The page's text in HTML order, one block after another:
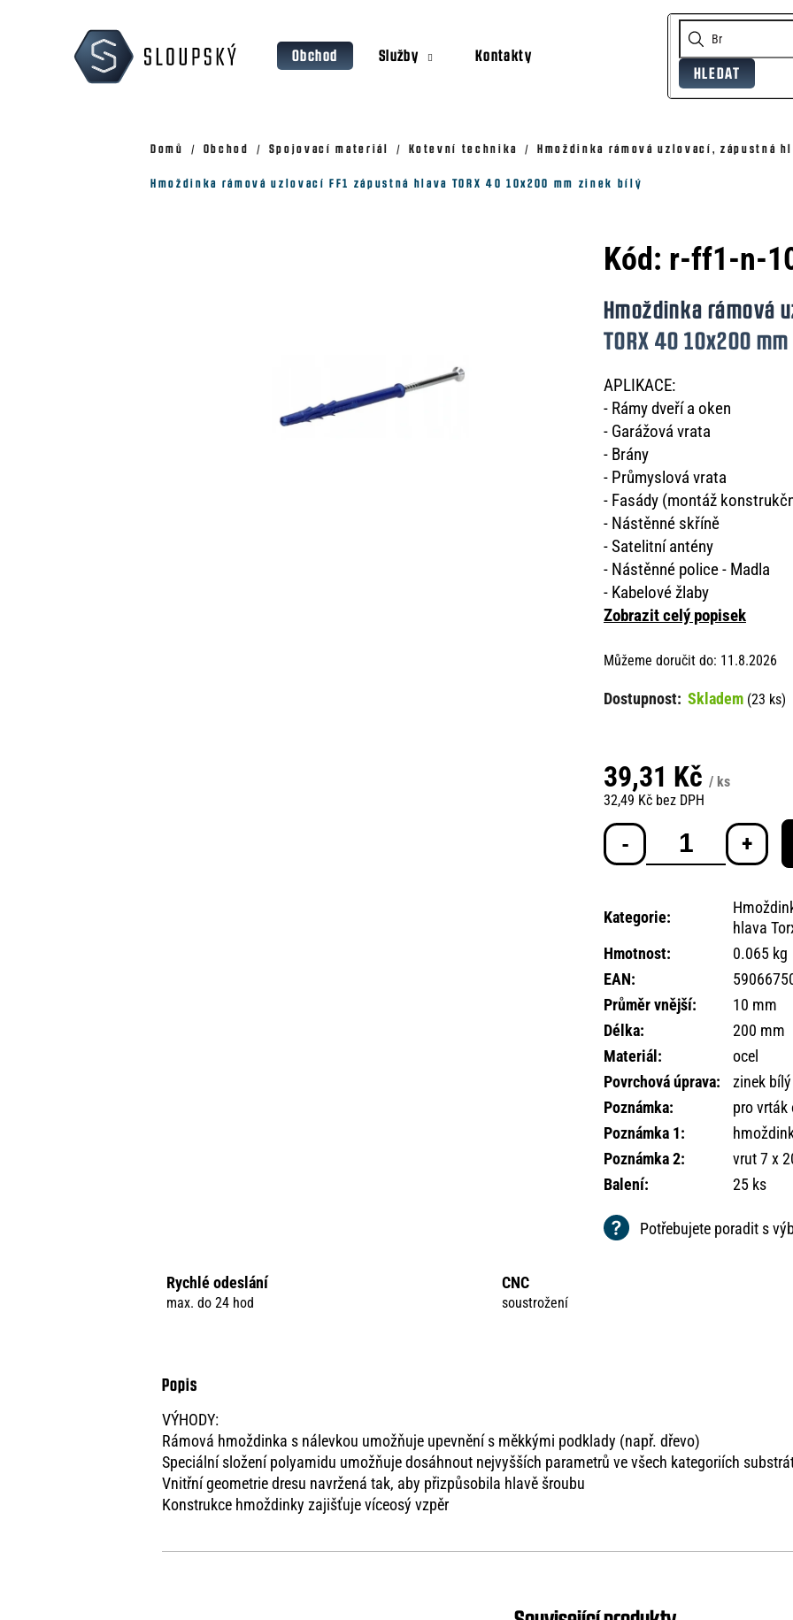
Obchod Služby
Kontakty
HLEDAT
Domů Obchod Spojovací materiál Kotevní technika Hmoždinka rámová uzlovací, zápustná
Hmoždinka rámová uzlovací FF1 zápustná hlava TORX 40 10x200 mm zinek bílý
Kód: r-ff1-n-
Hmoždinka rámová
TORX 40 10x200
APLIKACE:
- Rámy dveří a oken
- Garážová vrata
- Brány
- Průmyslová vrata
- Fasády (montáž
- Nástěnné skříně
- Satelitní antény
- Nástěnné police - Madla
- Kabelové žlaby
Zobrazit celý popisek
Můžeme doručit do: 11.8.2026
Skladem (23 ks)
39,31 Kč / ks
32,49 Kč bez DPH
Měrná
cena:
Kategorie:
hlava
Hmotnost:
0.065 kg
EAN:
Průměr vnější:
10 mm
Délka:
200 mm
Materiál :
ocel
Povrchová úprava:
zinek bílý
Poznámka:
pro vrták
Poznámka 1:
Poznámka 2:
vrut 7 x
Balení: 25 ks
Potřebujete poradit s
Rychlé odeslání
max. do 24 hod
CNC
soustrožení
VÝHODY:
Rámová hmoždinka s nálevkou umožňuje upevnění s měkkými podklady (např. dřevo)
Speciální složení polyamidu umožňuje dosáhnout nejvyšších parametrů ve všech kategoriích
Vnitřní geometrie dresu navržená tak, aby přizpůsobila hlavě šroubu
Konstrukce hmoždinky zajišťuje víceosý vzpěr
Zpět
Zpět
Doporučujeme